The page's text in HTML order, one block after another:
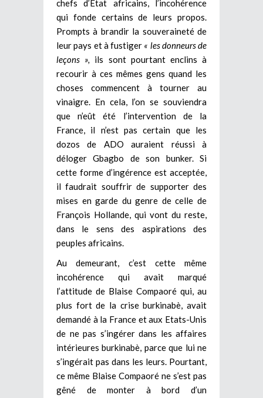
chefs d’Etat africains, l’incohérence
qui fonde certains de leurs propos.
Prompts à brandir la souveraineté de
leur pays et à fustiger « les donneurs de
leçons »,
ils sont pourtant enclins à
recourir à ces mêmes gens quand les
choses commencent à tourner au
vinaigre. En cela, l’on se souviendra
que n’eût été l’intervention de la
France, il n’est pas certain que les
dozos de ADO auraient réussi à
déloger Gbagbo de son bunker. Si
cette forme d’ingérence est acceptée,
il faudrait souffrir de supporter des
mises en garde du genre de celle de
François Hollande, qui vont du reste,
dans le sens des aspirations des
peuples africains.
Au demeurant, c’est cette même
incohérence qui avait marqué
l’attitude de Blaise Compaoré qui, au
plus fort de la crise burkinabè, avait
demandé à la France et aux Etats-Unis
de ne pas s’ingérer dans les affaires
intérieures burkinabè, parce que lui ne
s’ingérait pas dans les leurs. Pourtant,
ce même Blaise Compaoré ne s’est pas
gêné de monter à bord d’un